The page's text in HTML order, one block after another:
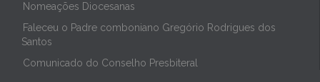
Nomeações Diocesanas
Faleceu o Padre comboniano Gregório Rodrigues dos
Santos
Comunicado do Conselho Presbiteral